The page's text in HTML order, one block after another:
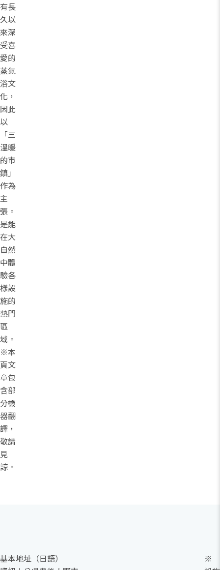
有長
久以
來深
受喜
愛的
蒸氣
浴文
化，
因此
以
「三
溫暖
的市
鎮」
作為
主
張。
是能
在大
自然
中體
驗各
樣設
施的
熱門
區
域。
※本
頁文
章包
含部
分機
器翻
譯，
敬請
見
諒。
基本地址（日語）
※